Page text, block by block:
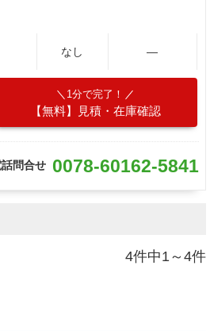
なし ―
1分で完了！
【無料】見積・在庫確認
話問合せ 0078-60162-5841
4件中1～4件